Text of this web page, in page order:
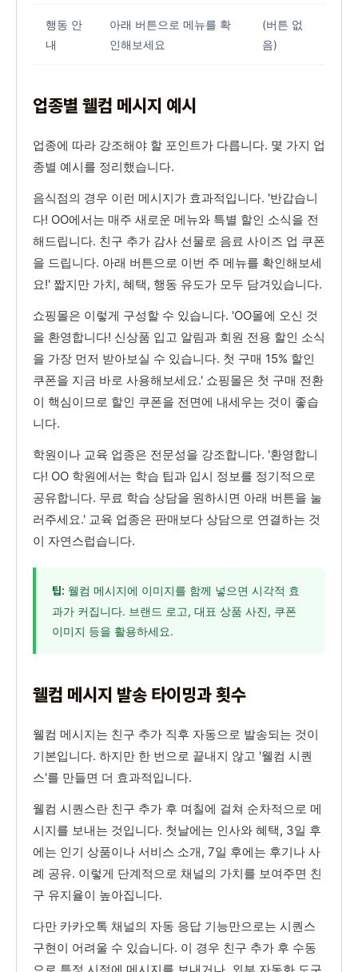
행동 안
내
아래 버튼으로 메뉴를 확
인해보세요
(버튼 없
음)
업종별 웰컴 메시지 예시
업종에 따라 강조해야 할 포인트가 다릅니다. 몇 가지 업
종별 예시를 정리했습니다.
음식점의 경우 이런 메시지가 효과적입니다. '반갑습니
다! OO에서는 매주 새로운 메뉴와 특별 할인 소식을 전
해드립니다. 친구 추가 감사 선물로 음료 사이즈 업 쿠폰
을 드립니다. 아래 버튼으로 이번 주 메뉴를 확인해보세
요!' 짧지만 가치, 혜택, 행동 유도가 모두 담겨있습니다.
쇼핑몰은 이렇게 구성할 수 있습니다. 'OO몰에 오신 것
을 환영합니다! 신상품 입고 알림과 회원 전용 할인 소식
을 가장 먼저 받아보실 수 있습니다. 첫 구매 15% 할인
쿠폰을 지금 바로 사용해보세요.' 쇼핑몰은 첫 구매 전환
이 핵심이므로 할인 쿠폰을 전면에 내세우는 것이 좋습
니다.
학원이나 교육 업종은 전문성을 강조합니다. '환영합니
다! OO 학원에서는 학습 팁과 입시 정보를 정기적으로
공유합니다. 무료 학습 상담을 원하시면 아래 버튼을 눌
러주세요.' 교육 업종은 판매보다 상담으로 연결하는 것
이 자연스럽습니다.
팁: 웰컴 메시지에 이미지를 함께 넣으면 시각적 효
과가 커집니다. 브랜드 로고, 대표 상품 사진, 쿠폰
이미지 등을 활용하세요.
웰컴 메시지 발송 타이밍과 횟수
웰컴 메시지는 친구 추가 직후 자동으로 발송되는 것이
기본입니다. 하지만 한 번으로 끝내지 않고 '웰컴 시퀀
스'를 만들면 더 효과적입니다.
웰컴 시퀀스란 친구 추가 후 며칠에 걸쳐 순차적으로 메
시지를 보내는 것입니다. 첫날에는 인사와 혜택, 3일 후
에는 인기 상품이나 서비스 소개, 7일 후에는 후기나 사
례 공유. 이렇게 단계적으로 채널의 가치를 보여주면 친
구 유지율이 높아집니다.
다만 카카오톡 채널의 자동 응답 기능만으로는 시퀀스
구현이 어려울 수 있습니다. 이 경우 친구 추가 후 수동